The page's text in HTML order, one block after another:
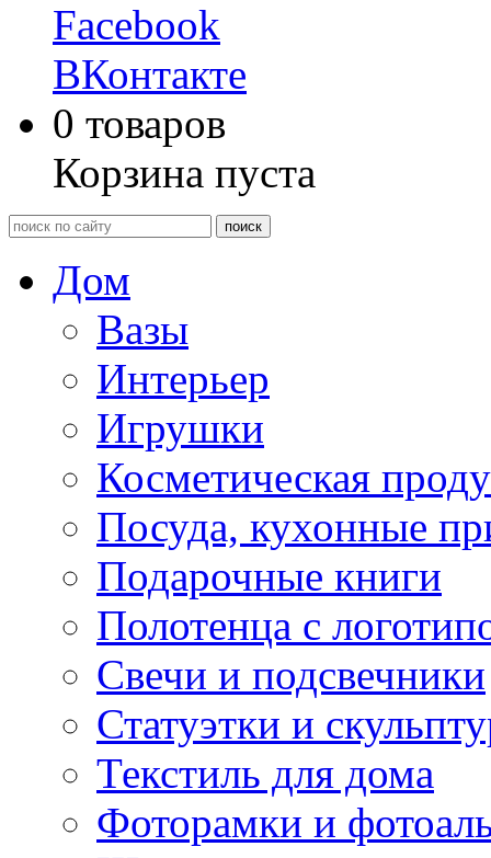
Facebook
ВКонтакте
0 товаров
Корзина пуста
Дом
Вазы
Интерьер
Игрушки
Косметическая
Посуда, кухонные
Подарочные книги
Полотенца с
Свечи и подсвечники
Статуэтки и
Текстиль для дома
Фоторамки и